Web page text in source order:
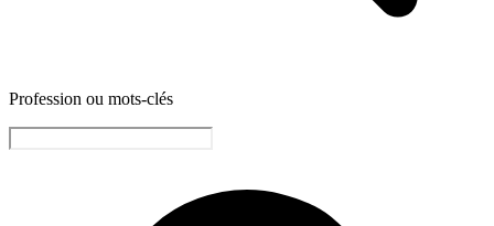
Profession ou mots-clés